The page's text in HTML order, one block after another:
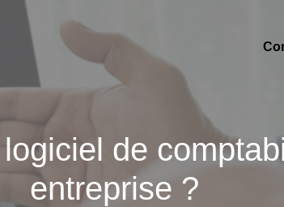
de
entreprise ?